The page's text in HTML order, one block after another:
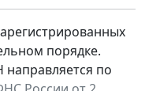
порядке.
по